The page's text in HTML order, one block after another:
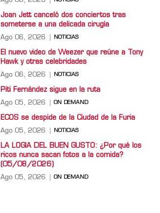
Joan Jett canceló dos conciertos tras
someterse a una delicada cirugía
Ago 06, 2026 NOTICIAS
El nuevo video de Weezer que reúne a Tony
Hawk y otras celebridades
Ago 06, 2026 NOTICIAS
Piti Fernández sigue en la ruta
Ago 05, 2026 ON DEMAND
ECOS se despide de la Ciudad de la Furia
Ago 05, 2026 NOTICIAS
LA LOGIA DEL BUEN GUSTO: ¿Por qué los
ricos nunca sacan fotos a la comida?
(05/08/2026)
Ago 05, 2026 ON DEMAND